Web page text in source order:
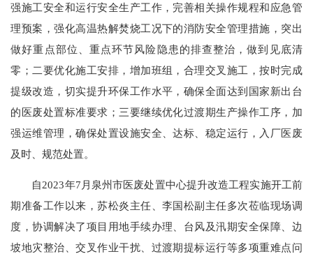
强施工安全和运行安全生产工作，完善相关操作规程和应急管
理预案，强化高温热解焚烧工况下的消防安全管理措施，突出
做好重点部位、重点环节风险隐患的排查整治，做到见底清
零；二要优化施工安排，增加班组，合理交叉施工，按时完成
提级改造，切实提升环保工作水平，确保全面达到国家新出台
的医废处置标准要求；三要继续优化过渡期生产操作工序，加
强运维管理，确保处置设施安全、达标、稳定运行，入厂医废
及时、规范处置。
自2023年7月泉州市医废处置中心提升改造工程实施开工前
期准备工作以来，苏松炎主任、李国松副主任多次莅临现场调
度，协调解决了项目用地手续办理、台风及汛期安全保障、边
坡地灾整治、交叉作业干扰、过渡期提标运行等多项重难点问